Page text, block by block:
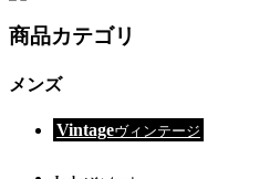
商品カテゴリ
メンズ
Vintageヴィンテージ